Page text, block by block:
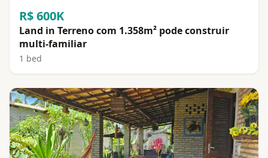
R$ 600K
Land in Terreno com 1.358m² pode construir
multi-familiar
1 bed